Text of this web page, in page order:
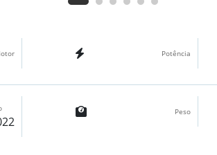
Potência
Peso